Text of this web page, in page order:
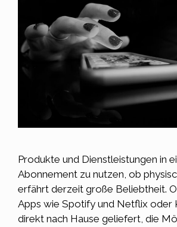
Produkte und Dienstleistungen in
Abonnement zu nutzen, ob
erfährt derzeit große Beliebtheit.
Apps wie Spotify und Netflix oder
direkt nach Hause geliefert, die